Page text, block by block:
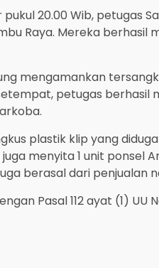
pukul 20.00 Wib, petugas
Raya. Mereka berhasil
mengamankan
petugas berhasil
plastik klip yang
menyita 1 unit ponsel
berasal dari penjualan
Pasal 112 ayat (1)